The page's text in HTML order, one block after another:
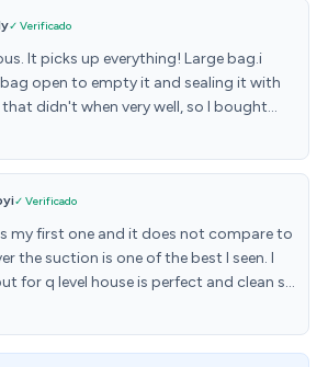
✓ Verificado
It picks up everything! Large bag.i
open to empty it and sealing it with
didn't when very well, so I bought
last a long time... Even with cats and
Highly recommend.
✓ Verificado
my first one and it does not compare to
the suction is one of the best I seen. I
for q level house is perfect and clean so